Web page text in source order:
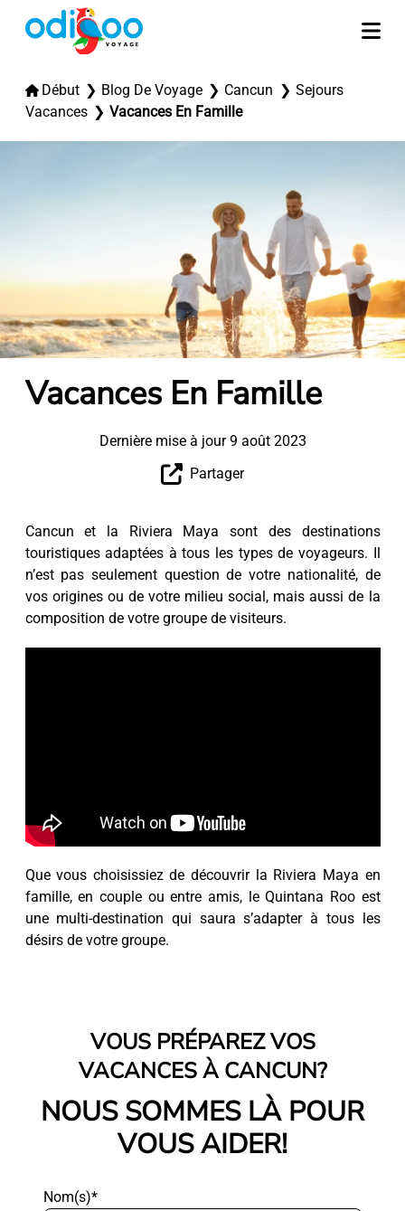
Début Blog De Voyage Cancun
Sejours
Vacances
Vacances En Famille
Vacances En Famille
Dernière mise à jour 9 août 2023
Partager
Cancun et la Riviera Maya sont des destinations
touristiques adaptées à tous les types de voyageurs. Il
n’est pas seulement question de votre nationalité, de
vos origines ou de votre milieu social, mais aussi de la
composition de votre groupe de visiteurs.
Que vous choisissiez de découvrir la Riviera Maya en
famille, en couple ou entre amis, le Quintana Roo est
une multi-destination qui saura s’adapter à tous les
désirs de votre groupe.
VOUS PRÉPAREZ VOS
VACANCES À CANCUN?
NOUS SOMMES LÀ POUR
VOUS AIDER!
Nom(s)*